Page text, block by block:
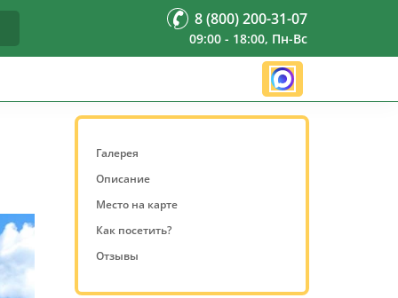
8 (800) 200-31-07
09:00 - 18:00, Пн-Вс
Галерея
Описание
Место на карте
Как посетить?
Отзывы